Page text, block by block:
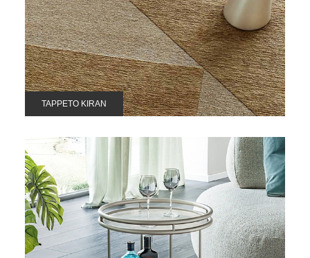
TAPPETO KIRAN